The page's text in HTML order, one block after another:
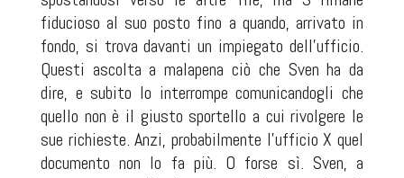
fiducioso al suo posto fino a quando, arrivato in
fondo, si trova davanti un impiegato dell'ufficio.
Questi ascolta a malapena ciò che Sven ha da
dire, e subito lo interrompe comunicandogli che
quello non è il giusto sportello a cui rivolgere le
sue richieste. Anzi, probabilmente l'ufficio X quel
documento non lo fa più. O forse sì. Sven, a